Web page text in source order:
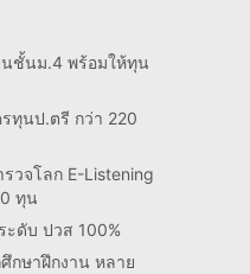
นชั้นม.4 พร้อมให้ทุน
ทุนป.ตรี กว่า 220
วจโลก E-Listening
ทุน
ะดับ ปวส 100%
กษาฝึกงาน หลาย